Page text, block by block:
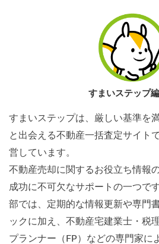
すまいステップ
すまいステップは、厳しい基準を
と出会える不動産一括査定サイトで
営しています。
不動産売却に関するお役立ち情報
成功に不可欠なサポートの一つで
部では、定期的な情報更新や専門
ックに加え、不動産宅建業士・税
プランナー（FP）などの専門家に